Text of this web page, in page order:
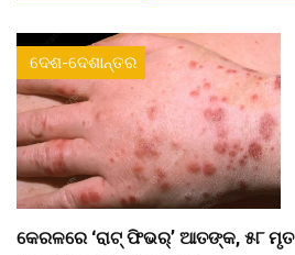
ଦେଶ-ଦେଶାନ୍ତର
କେରଳରେ ‘ରାଟ୍ ଫିଭର୍’ ଆତଙ୍କ, ୫୮ ମୃତ